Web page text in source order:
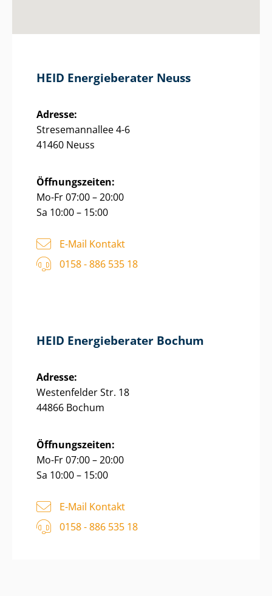
HEID Energieberater Neuss
Adresse:
Stresemannallee 4-6
41460 Neuss
Öffnungszeiten:
Mo-Fr 07:00 – 20:00
Sa 10:00 – 15:00
E-Mail Kontakt
0158 - 886 535 18
HEID Energieberater Bochum
Adresse:
Westenfelder Str. 18
44866 Bochum
Öffnungszeiten:
Mo-Fr 07:00 – 20:00
Sa 10:00 – 15:00
E-Mail Kontakt
0158 - 886 535 18